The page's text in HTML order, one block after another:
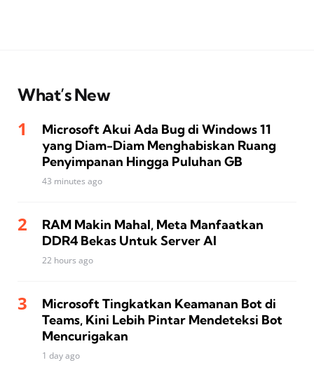
What’s New
Microsoft Akui Ada Bug di Windows 11
yang Diam-Diam Menghabiskan Ruang
Penyimpanan Hingga Puluhan GB
43 minutes ago
RAM Makin Mahal, Meta Manfaatkan
DDR4 Bekas Untuk Server AI
22 hours ago
Microsoft Tingkatkan Keamanan Bot di
Teams, Kini Lebih Pintar Mendeteksi Bot
Mencurigakan
1 day ago